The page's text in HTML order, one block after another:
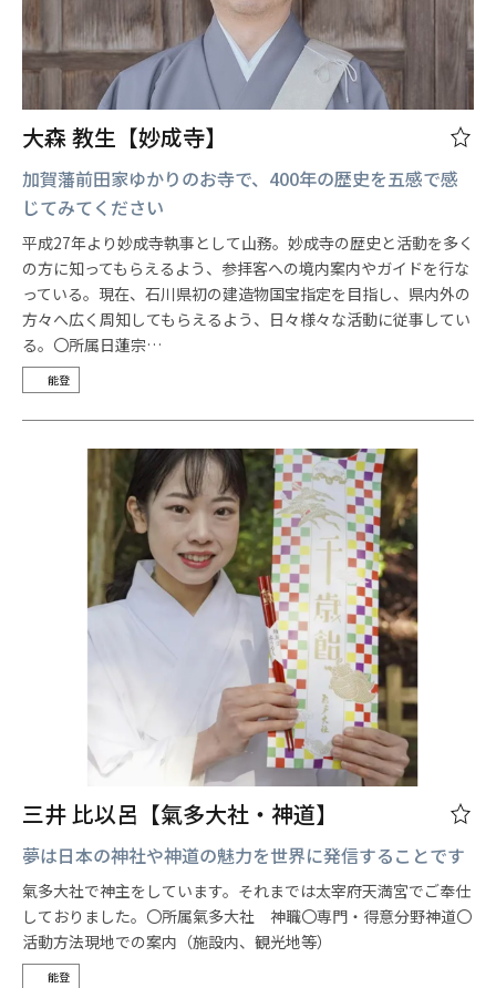
大森 教生【妙成寺】
加賀藩前田家ゆかりのお寺で、400年の歴史を五感で感
じてみてください
平成27年より妙成寺執事として山務。妙成寺の歴史と活動を多く
の方に知ってもらえるよう、参拝客への境内案内やガイドを行な
っている。現在、石川県初の建造物国宝指定を目指し、県内外の
方々へ広く周知してもらえるよう、日々様々な活動に従事してい
る。〇所属日蓮宗…
能登
三井 比以呂【氣多大社・神道】
夢は日本の神社や神道の魅力を世界に発信することです
氣多大社で神主をしています。それまでは太宰府天満宮でご奉仕
しておりました。〇所属氣多大社 神職〇専門・得意分野神道〇
活動方法現地での案内（施設内、観光地等）
能登